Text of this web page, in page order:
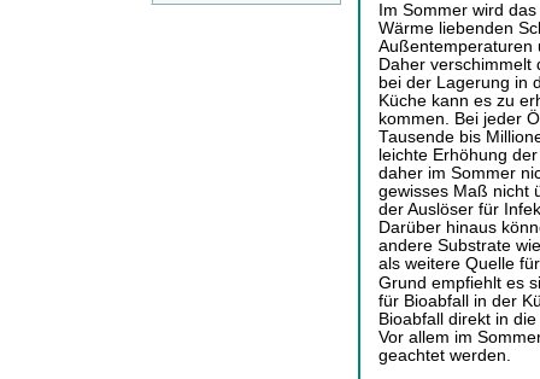
Im Sommer wird
Wärme liebenden
Außentemperaturen
Daher verschimmelt
bei der Lagerung in
Küche kann es zu
kommen. Bei jeder
Tausende bis
leichte Erhöhung
daher im Sommer
gewisses Maß nicht
der Auslöser für
Darüber hinaus
andere Substrate
als weitere Quelle
Grund empfiehlt es
für Bioabfall in der
Bioabfall direkt in
Vor allem im
geachtet werden.